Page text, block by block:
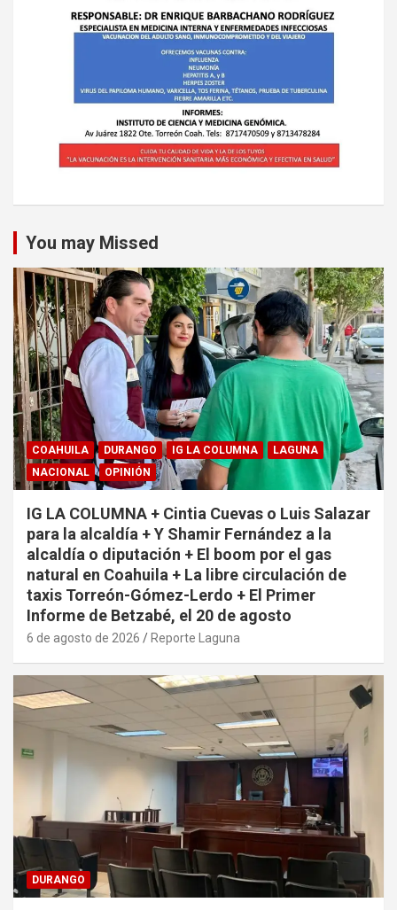
You may Missed
COAHUILA DURANGO IG LA COLUMNA
LAGUNA
NACIONAL
OPINIÓN
IG LA COLUMNA + Cintia Cuevas o Luis Salazar
para la alcaldía + Y Shamir Fernández a la
alcaldía o diputación + El boom por el gas
natural en Coahuila + La libre circulación de
taxis Torreón-Gómez-Lerdo + El Primer
Informe de Betzabé, el 20 de agosto
6 de agosto de 2026 Reporte Laguna
DURANGO